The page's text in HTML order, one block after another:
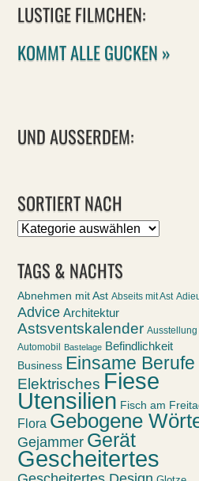
LUSTIGE FILMCHEN:
KOMMT ALLE GUCKEN »
UND AUSSERDEM:
SORTIERT NACH
Sortiert
TAGS & NACHTS
Abnehmen mit Ast Abseits mit Ast
Advice Architektur
Astsventskalender Ausstellung
Automobil Bastelage Befindlichkeit
Business Einsame Berufe
Elektrisches Fiese
Utensilien Fisch am
Flora Gebogene
Gejammer Gerät
Gescheitertes